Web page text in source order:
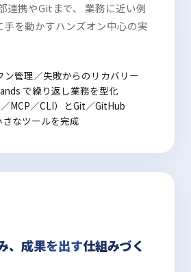
連携やGitまで、 業務に近い例
手を動かすハンズオン中心の実
ン管理／失敗からのリカバリー
で繰り返し業務を型化
MCP／CLI）とGit／GitHub
さなツールを完成
成果を出す仕組みづく